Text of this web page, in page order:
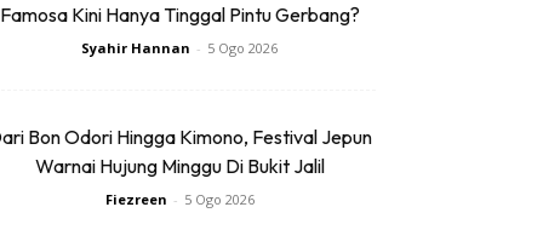
Famosa Kini Hanya Tinggal Pintu Gerbang?
Syahir Hannan - 5 Ogo 2026
Bon Odori Hingga Kimono, Festival Jepun
Warnai Hujung Minggu Di Bukit Jalil
Fiezreen - 5 Ogo 2026